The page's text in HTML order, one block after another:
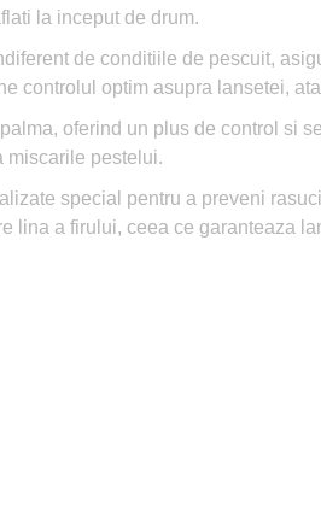
la inceput de drum.
de conditiile de pescuit,
controlul optim asupra lansetei,
oferind un plus de control si
miscarile pestelui.
special pentru a preveni
lina a firului, ceea ce garanteaza